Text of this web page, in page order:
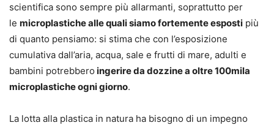
scientifica sono sempre più allarmanti, soprattutto per
le microplastiche alle quali siamo fortemente esposti più
di quanto pensiamo: si stima che con l’esposizione
cumulativa dall’aria, acqua, sale e frutti di mare, adulti e
bambini potrebbero ingerire da dozzine a oltre 100mila
microplastiche ogni giorno.
La lotta alla plastica in natura ha bisogno di un impegno